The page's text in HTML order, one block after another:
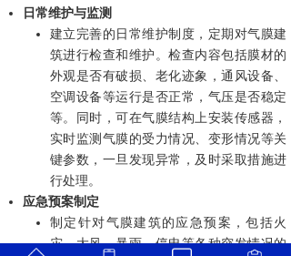
日常维护与监测
建立完善的日常维护制度，定期对气膜建
筑进行检查和维护。检查内容包括膜材的
外观是否有破损、老化迹象，通风设备、
空调设备等运行是否正常，气压是否稳定
等。同时，可在气膜结构上安装传感器，
实时监测气膜的受力情况、变形情况等关
键参数，一旦发现异常，及时采取措施进
行处理。
应急预案制定
制定针对气膜建筑的应急预案，包括火
灾、大风、暴雨、停电等各种突发情况的